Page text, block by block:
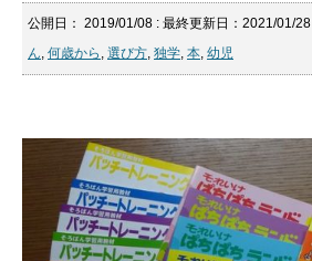
公開日： 2019/01/08 : 最終更新日：2021/01/28
ん, 何歳から , 選び方, 独学, 本, 幼児